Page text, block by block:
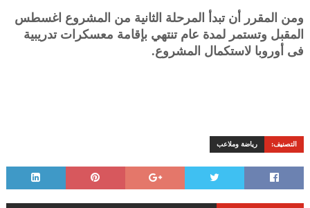
ومن المقرر أن تبدأ المرحلة الثانية من المشروع اغسطس
المقبل وتستمر لمدة عام تنتهي بإقامة معسكرات تدريبية
فى أوروبا لاستكمال المشروع.
التصنيف: رياضة وملاعب